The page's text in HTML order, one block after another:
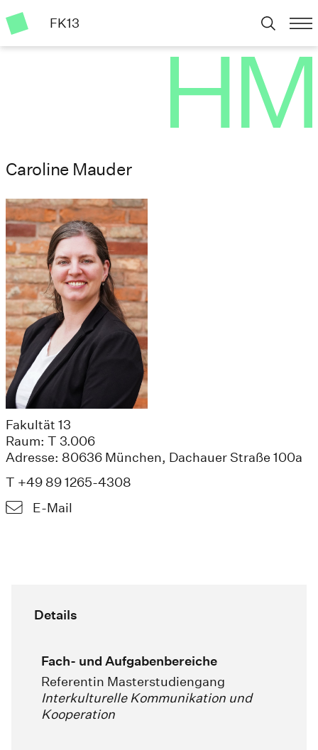
FK13
Caroline Mauder
Fakultät 13
Raum: T 3.006
Adresse: 80636 München, Dachauer Straße 100a
T +49 89 1265-4308
E-Mail
Details
Fach- und Aufgabenbereiche
Referentin Masterstudiengang
Interkulturelle Kommunikation und
Kooperation